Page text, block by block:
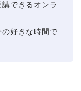
できるオンラ
好きな時間で